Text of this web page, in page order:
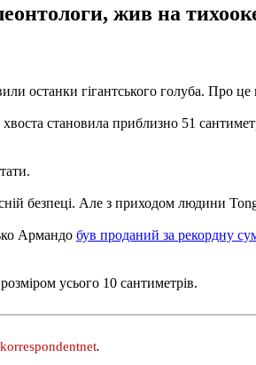
жив на
останки гігантського голуба. Про це
становила приблизно 51
безпеці. Але з приходом людини
Армандо був проданий за рекордну
усього 10 сантиметрів.
.